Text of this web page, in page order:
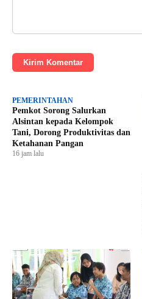
Kirim Komentar
PEMERINTAHAN
Pemkot Sorong Salurkan
Alsintan kepada Kelompok
Tani, Dorong Produktivitas dan
Ketahanan Pangan
16 jam lalu